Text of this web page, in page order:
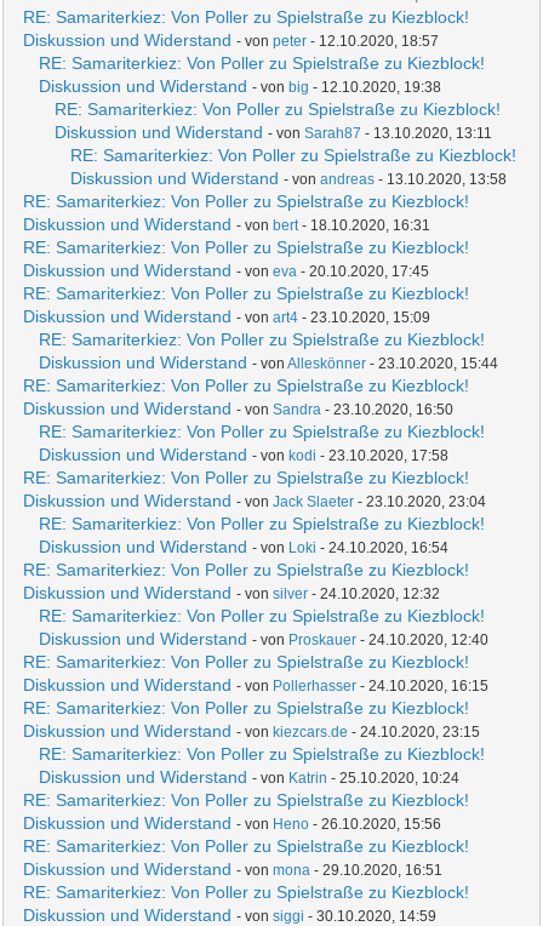
RE: Samariterkiez: Von Poller zu Spielstraße zu Kiezblock!
Diskussion und Widerstand - vonpeter - 12.10.2020, 18:57
RE: Samariterkiez: Von Poller zu Spielstraße zu Kiezblock!
Diskussion und Widerstand - von big - 12.10.2020, 19:38
RE: Samariterkiez: Von Poller zu Spielstraße zu Kiezblock!
Diskussion und Widerstand - vonSarah87 - 13.10.2020, 13:11
RE: Samariterkiez: Von Poller zu Spielstraße zu Kiezblock!
Diskussion und Widerstand - vonandreas - 13.10.2020, 13:58
RE: Samariterkiez: Von Poller zu Spielstraße zu Kiezblock!
Diskussion und Widerstand - von bert- 18.10.2020, 16:31
RE: Samariterkiez: Von Poller zu Spielstraße zu Kiezblock!
Diskussion und Widerstand - voneva - 20.10.2020, 17:45
RE: Samariterkiez: Von Poller zu Spielstraße zu Kiezblock!
Diskussion und Widerstand - vonart4 - 23.10.2020, 15:09
RE: Samariterkiez: Von Poller zu Spielstraße zu Kiezblock!
Diskussion und Widerstand - vonAlleskönner - 23.10.2020, 15:44
RE: Samariterkiez: Von Poller zu Spielstraße zu Kiezblock!
Diskussion und Widerstand - vonSandra - 23.10.2020, 16:50
RE: Samariterkiez: Von Poller zu Spielstraße zu Kiezblock!
Diskussion und Widerstand - von kodi - 23.10.2020, 17:58
RE: Samariterkiez: Von Poller zu Spielstraße zu Kiezblock!
Diskussion und Widerstand - vonJack Slaeter - 23.10.2020, 23:04
RE: Samariterkiez: Von Poller zu Spielstraße zu Kiezblock!
Diskussion und Widerstand - von Loki - 24.10.2020, 16:54
RE: Samariterkiez: Von Poller zu Spielstraße zu Kiezblock!
Diskussion und Widerstand - vonsilver - 24.10.2020, 12:32
RE: Samariterkiez: Von Poller zu Spielstraße zu Kiezblock!
Diskussion und Widerstand - von Proskauer - 24.10.2020, 12:40
RE: Samariterkiez: Von Poller zu Spielstraße zu Kiezblock!
Diskussion und Widerstand - von Pollerhasser - 24.10.2020, 16:15
RE: Samariterkiez: Von Poller zu Spielstraße zu Kiezblock!
Diskussion und Widerstand - von kiezcars.de - 24.10.2020, 23:15
RE: Samariterkiez: Von Poller zu Spielstraße zu Kiezblock!
Diskussion und Widerstand - von Katrin - 25.10.2020, 10:24
RE: Samariterkiez: Von Poller zu Spielstraße zu Kiezblock!
Diskussion und Widerstand - von Heno - 26.10.2020, 15:56
RE: Samariterkiez: Von Poller zu Spielstraße zu Kiezblock!
Diskussion und Widerstand - vonmona - 29.10.2020, 16:51
RE: Samariterkiez: Von Poller zu Spielstraße zu Kiezblock!
Diskussion und Widerstand - vonsiggi - 30.10.2020, 14:59